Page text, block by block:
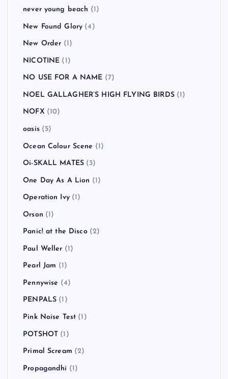
never young beach (1)
New Found Glory (4)
New Order (1)
NICOTINE (1)
NO USE FOR A NAME (7)
NOEL GALLAGHER’S HIGH FLYING BIRDS(1)
NOFX (10)
oasis(5)
Ocean Colour Scene (1)
Oi-SKALL MATES (3)
One Day As A Lion (1)
Operation Ivy(1)
Orson (1)
Panic! at the Disco(2)
Paul Weller (1)
Pearl Jam (1)
Pennywise (4)
PENPALS (1)
Pink Noise Test (1)
POTSHOT (1)
Primal Scream (2)
Propagandhi (1)